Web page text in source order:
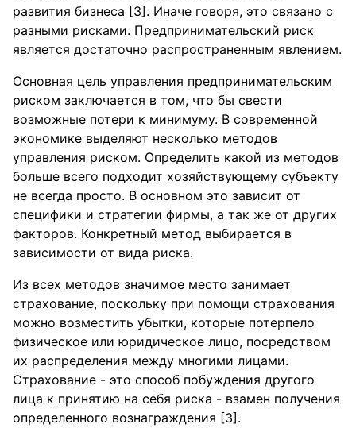
развития бизнеса [3]. Иначе говоря, это связано с
разными рисками. Предпринимательский риск
является достаточно распространенным явлением.
Основная цель управления предпринимательским
риском заключается в том, что бы свести
возможные потери к минимуму. В современной
экономике выделяют несколько методов
управления риском. Определить какой из методов
больше всего подходит хозяйствующему субъекту
не всегда просто. В основном это зависит от
специфики и стратегии фирмы, а так же от других
факторов. Конкретный метод выбирается в
зависимости от вида риска.
Из всех методов значимое место занимает
страхование, поскольку при помощи страхования
можно возместить убытки, которые потерпело
физическое или юридическое лицо, посредством
их распределения между многими лицами.
Страхование - это способ побуждения другого
лица к принятию на себя риска - взамен получения
определенного вознаграждения [3].